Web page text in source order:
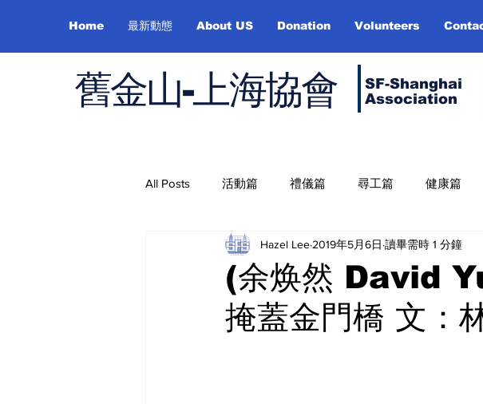
Home 最新動態 About US Donation Volunteers
舊金山-上海協會
SF-Shanghai
Association
All Posts 活動篇 禮儀篇 尋工篇 健康篇
Job Hunting On Health Misc. Infor About
(余焕然 David
掩蓋金門橋 文：
Hazel Lee 2019年5月6日 讀畢需時 1 分鐘